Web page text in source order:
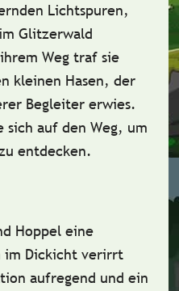
Lichtspuren,
Glitzerwald
Weg traf sie
kleinen Hasen, der
Begleiter erwies.
sich auf den Weg, um
entdecken.
Hoppel eine
im Dickicht verirrt
aufregend und ein